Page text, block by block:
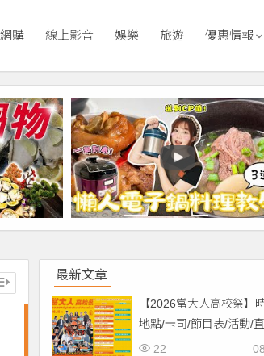
購 線上影音 娛樂 旅遊 優惠情報
最新文章
【2026當大人高校祭】
地點/卡司/節目表/活動/
交通，免費入場！
22